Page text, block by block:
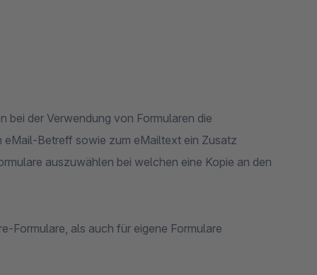
bei der Verwendung von Formularen die
Betreff sowie zum eMailtext ein Zusatz
auszuwählen bei welchen eine Kopie an den
Formulare, als auch für eigene Formulare